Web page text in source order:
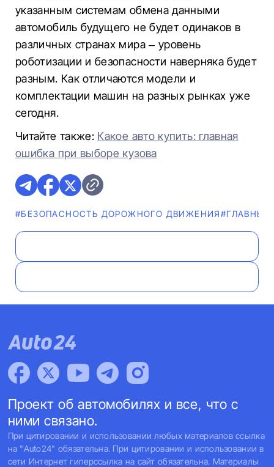
указанным системам обмена данными
автомобиль будущего не будет одинаков в
различных странах мира – уровень
роботизации и безопасности наверняка будет
разным. Как отличаются модели и
комплектации машин на разных рынках уже
сегодня.
Читайте также: Какое авто купить: главная
ошибка при выборе кузова
#БЕЗОПАСНОСТЬ ДОРОЖНОГО ДВИЖЕНИЯ
Проект об автомобилях и все, что с
ними связано.
При цитировании и использовании любых материалов ссылка
на "Auto24" обязательна. При цитировании и использовании в
сети Интернет гиперссылка на сайт обязательна. Материалы